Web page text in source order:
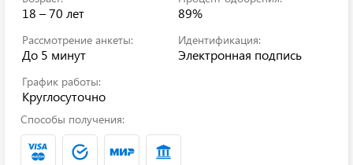
18 – 70 лет 89%
Рассмотрение анкеты:
До 5 минут
Идентификация:
Электронная подпись
График работы:
Круглосуточно
Способы получения: